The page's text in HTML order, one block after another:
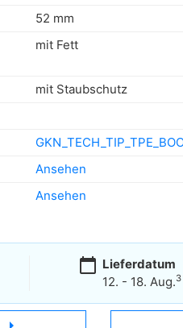
52 mm
mit Fett
mit Staubschutz
Ansehen
Ansehen
calendar_today Lieferdatum
12. - 18. Aug.3